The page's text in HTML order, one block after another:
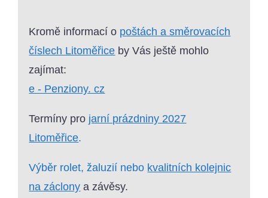
Kromě informací o poštách a směrovacích
číslech Litoměřice by Vás ještě mohlo
zajímat:
e - Penziony. cz
Termíny pro jarní prázdniny 2027
Litoměřice.
Výběr rolet, žaluzií nebo kvalitních kolejnic
na záclony a závěsy.